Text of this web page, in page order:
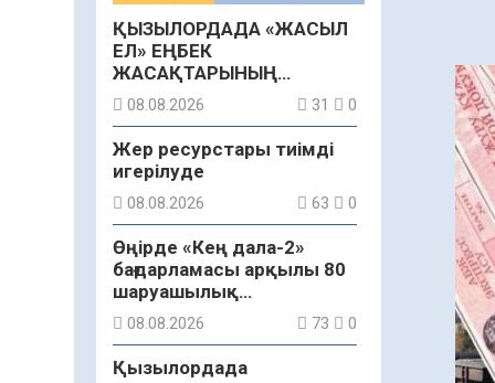
ҚЫЗЫЛОРДАДА «ЖАСЫЛ
ЕЛ» ЕҢБЕК
ЖАСАҚТАРЫНЫҢ
ҚАТЫСУЫМЕН
ЭКОЛОГИЯЛЫҚ СЕНБІЛІК
ӨТТІ
08.08.2026 31 0
Жер ресурстары тиімді
игерілуде
08.08.2026 63 0
Өңірде «Кең дала-2»
бағдарламасы арқылы 80
шаруашылық
қаржыландырылды
08.08.2026 73 0
Қызылордада